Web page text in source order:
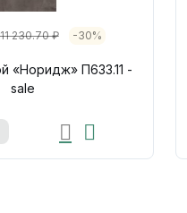
11 230.70 ₽ -30%
«Норидж» П633.11 -
sale